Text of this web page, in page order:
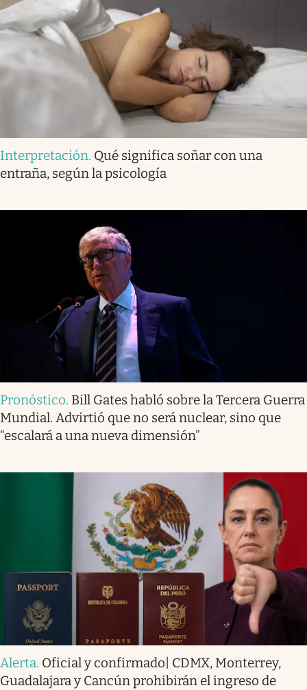
Interpretación. Qué significa soñar con una
entraña, según la psicología
Pronóstico. Bill Gates habló sobre la Tercera Guerra
Mundial. Advirtió que no será nuclear, sino que
“escalará a una nueva dimensión”
Alerta. Oficial y confirmado| CDMX, Monterrey,
Guadalajara y Cancún prohibirán el ingreso de